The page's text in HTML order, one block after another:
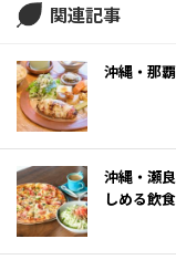
関連記事
沖縄・那
沖縄・瀬
しめる飲